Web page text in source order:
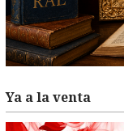
Ya a la venta